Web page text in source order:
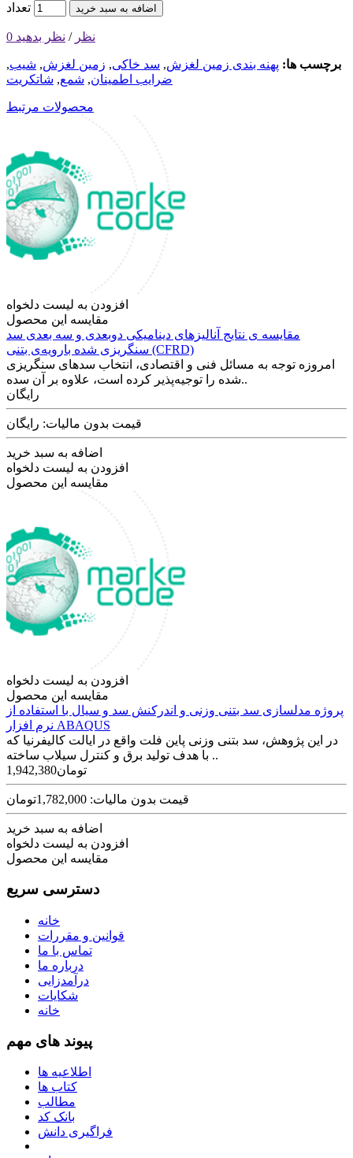
تعداد اضافه به سبد خرید
0 نظر / نظر بدهید
برچسب ها: پهنه بندی زمین لغزش, سد خاکی, زمین لغزش, شیب,
ضرایب اطمینان, شمع, شاتکریت
محصولات مرتبط
افزودن به لیست دلخواه
مقایسه این محصول
مقایسه ی‌ نتایج آنالیزهای‌ دینامیکی‌ دوبعدی‌ و‌ سه بعدی‌ سد
سنگریزی‌ شده با‌رویه‌ی‌ بتنی‌ (CFRD)
امروزه توجه به مسائل فنی و اقتصادی، انتخاب سدهای سنگریزی
شده را توجیه‌پذیر کرده است، علاوه بر آن سده..
رایگان
قیمت بدون مالیات: رایگان
اضافه به سبد خرید
افزودن به لیست دلخواه
مقایسه این محصول
افزودن به لیست دلخواه
مقایسه این محصول
پروژه مدلسازی سد بتنی وزنی و اندرکنش سد و سیال با استفاده از
نرم افزار ABAQUS
در این پژوهش، سد بتنی وزنی پاین فلت واقع در ایالت کالیفرنیا که
با هدف تولید برق و کنترل سیلاب ساخته ..
1,942,380تومان
قیمت بدون مالیات: 1,782,000تومان
اضافه به سبد خرید
افزودن به لیست دلخواه
مقایسه این محصول
دسترسی سریع
خانه
قوانین و مقررات
تماس با ما
درباره ما
درآمدزایی
شکایات
خانه
پیوند های مهم
اطلاعیه ها
کتاب ها
مطالب
بانک کد
فراگیری دانش